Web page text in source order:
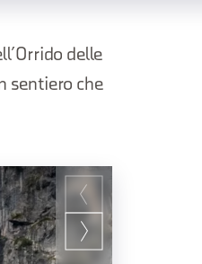
delle
sentiero che